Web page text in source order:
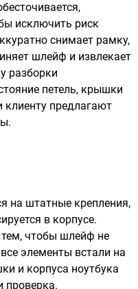
исключить риск
снимает рамку,
шлейф и извлекает
разборки
петель, крышки
предлагают
на штатные крепления,
в корпусе.
чтобы шлейф не
элементы встали на
и корпуса ноутбука
проверка.